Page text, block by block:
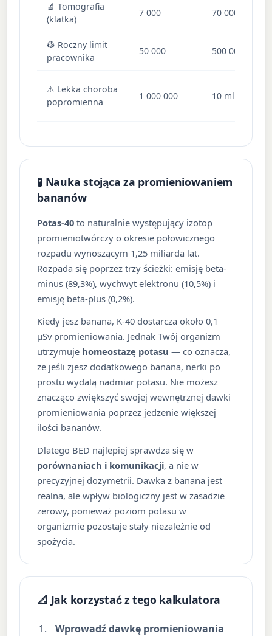
🔬 Tomografia
(klatka)
7 000 70 000
👷 Roczny limit
pracownika
50 000 500 000
⚠ Lekka choroba
popromienna
1 000 000 10 mln
🧪 Nauka stojąca za promieniowaniem
bananów
Potas-40 to naturalnie występujący izotop
promieniotwórczy o okresie połowicznego
rozpadu wynoszącym 1,25 miliarda lat.
Rozpada się poprzez trzy ścieżki: emisję beta-
minus (89,3%), wychwyt elektronu (10,5%) i
emisję beta-plus (0,2%).
Kiedy jesz banana, K-40 dostarcza około 0,1
µSv promieniowania. Jednak Twój organizm
utrzymuje homeostazę potasu — co oznacza,
że jeśli zjesz dodatkowego banana, nerki po
prostu wydalą nadmiar potasu. Nie możesz
znacząco zwiększyć swojej wewnętrznej dawki
promieniowania poprzez jedzenie większej
ilości bananów.
Dlatego BED najlepiej sprawdza się w
porównaniach i komunikacji, a nie w
precyzyjnej dozymetrii. Dawka z banana jest
realna, ale wpływ biologiczny jest w zasadzie
zerowy, ponieważ poziom potasu w
organizmie pozostaje stały niezależnie od
spożycia.
📐 Jak korzystać z tego kalkulatora
Wprowadź dawkę promieniowania